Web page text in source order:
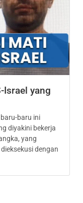
Israel yang
baru ini
diyakini bekerja
yang
dengan